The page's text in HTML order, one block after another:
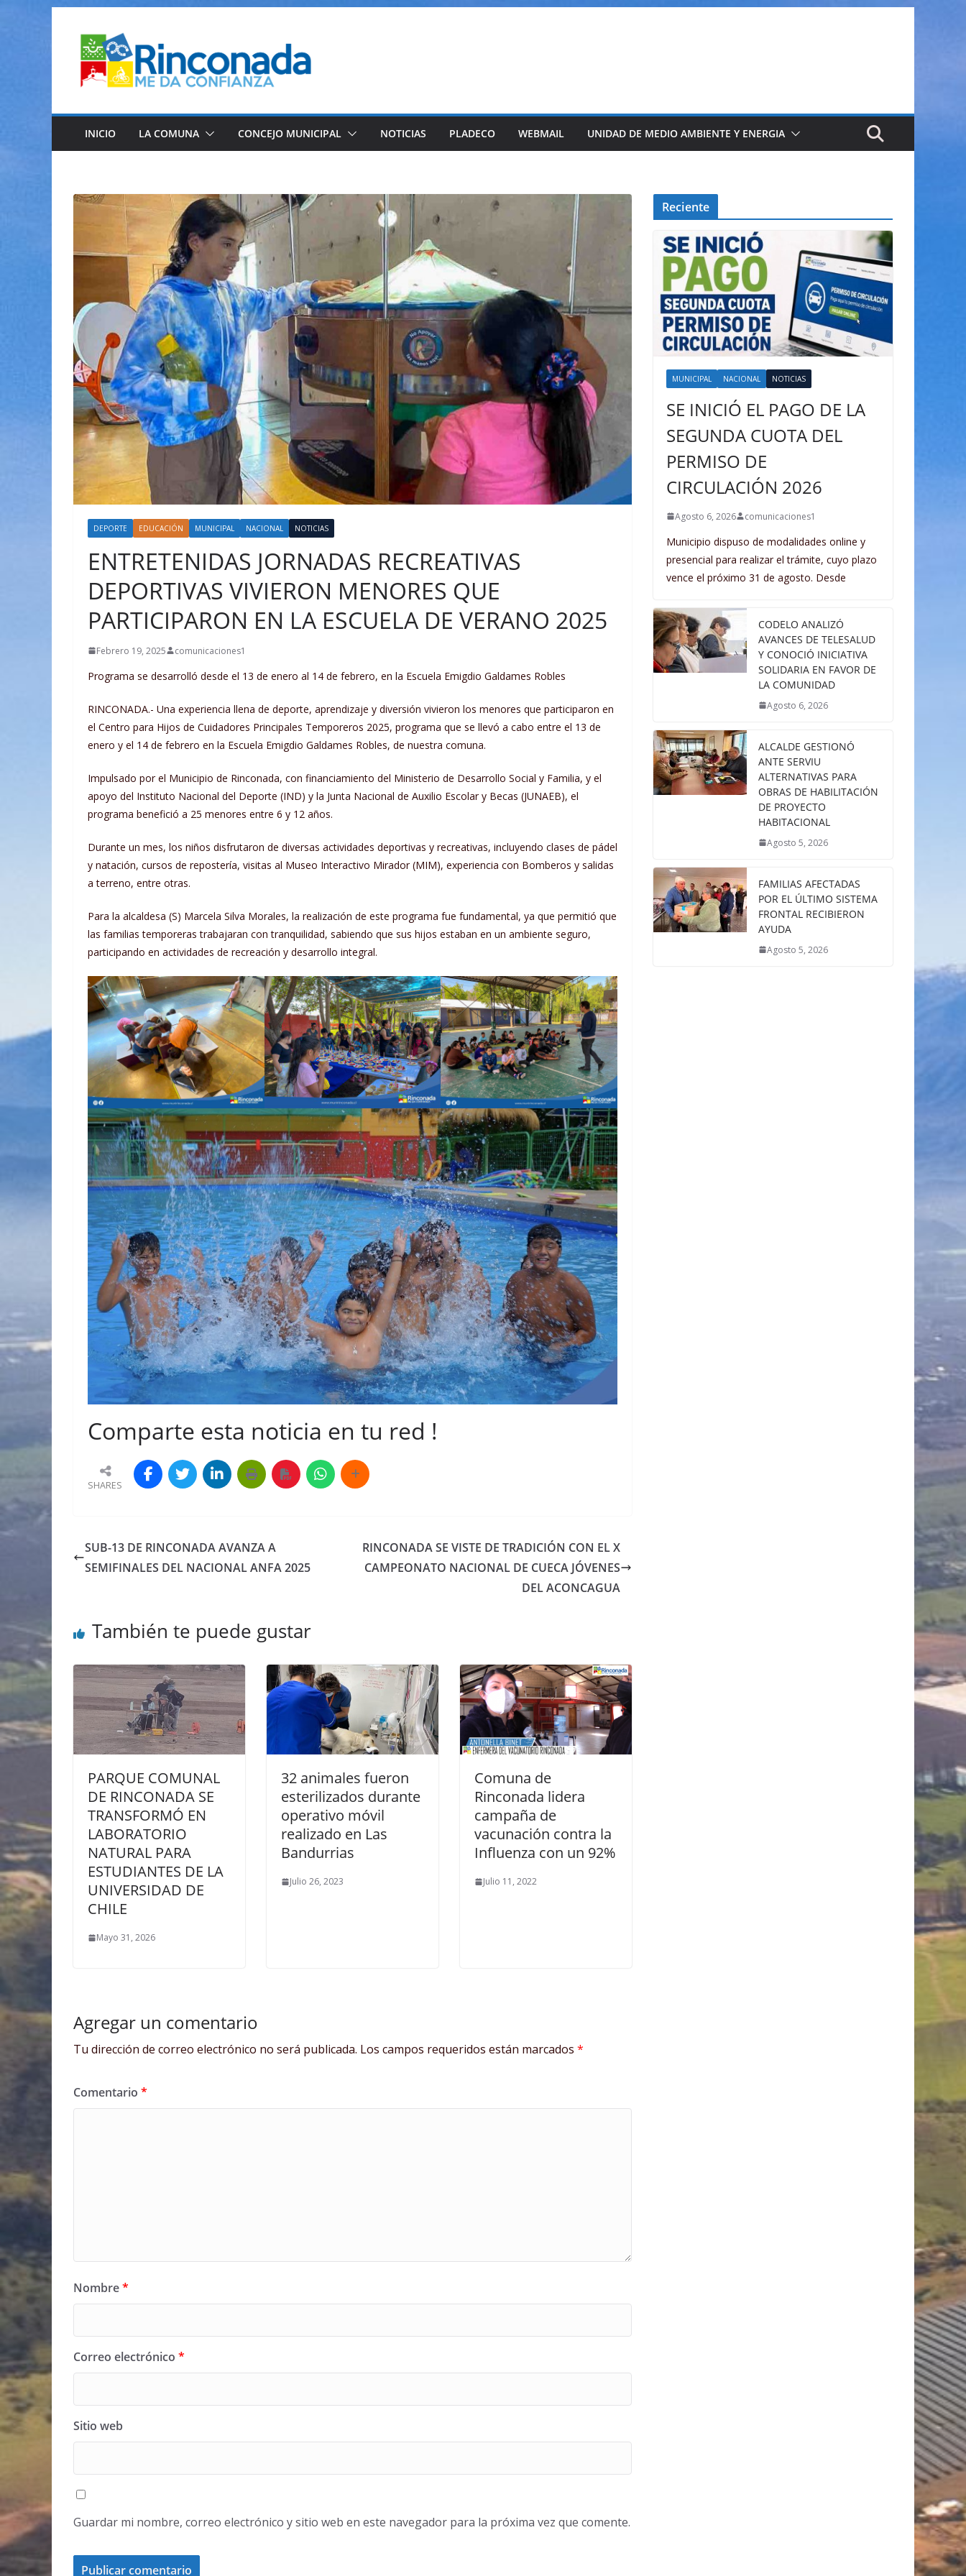
contenido
INICIO LA COMUNA CONCEJO MUNICIPAL NOTICIAS PLADECO WEBMAIL UNIDAD DE MEDIO AMBIENTE Y ENERGIA
DEPORTE EDUCACIÓN MUNICIPAL NACIONAL NOTICIAS
ENTRETENIDAS JORNADAS RECREATIVAS
DEPORTIVAS VIVIERON MENORES QUE
PARTICIPARON EN LA ESCUELA DE VERANO 2025
Febrero 19, 2025 comunicaciones1
Programa se desarrolló desde el 13 de enero al 14 de febrero, en la Escuela Emigdio Galdames Robles
RINCONADA.- Una experiencia llena de deporte, aprendizaje y diversión vivieron los menores que participaron en
el Centro para Hijos de Cuidadores Principales Temporeros 2025, programa que se llevó a cabo entre el 13 de
enero y el 14 de febrero en la Escuela Emigdio Galdames Robles, de nuestra comuna.
Impulsado por el Municipio de Rinconada, con financiamiento del Ministerio de Desarrollo Social y Familia, y el
apoyo del Instituto Nacional del Deporte (IND) y la Junta Nacional de Auxilio Escolar y Becas (JUNAEB), el
programa benefició a 25 menores entre 6 y 12 años.
Durante un mes, los niños disfrutaron de diversas actividades deportivas y recreativas, incluyendo clases de pádel
y natación, cursos de repostería, visitas al Museo Interactivo Mirador (MIM), experiencia con Bomberos y salidas
a terreno, entre otras.
Para la alcaldesa (S) Marcela Silva Morales, la realización de este programa fue fundamental, ya que permitió que
las familias temporeras trabajaran con tranquilidad, sabiendo que sus hijos estaban en un ambiente seguro,
participando en actividades de recreación y desarrollo integral.
Comparte esta noticia en tu red !
SHARES
SUB-13 DE RINCONADA AVANZA A
SEMIFINALES DEL NACIONAL ANFA 2025
RINCONADA SE VISTE DE TRADICIÓN CON EL X
CAMPEONATO NACIONAL DE CUECA JÓVENES
DEL ACONCAGUA
También te puede gustar
PARQUE COMUNAL
DE RINCONADA SE
TRANSFORMÓ EN
LABORATORIO
NATURAL PARA
ESTUDIANTES DE LA
UNIVERSIDAD DE
CHILE
Mayo 31, 2026
32 animales fueron
esterilizados durante
operativo móvil
realizado en Las
Bandurrias
Julio 26, 2023
Comuna de
Rinconada lidera
campaña de
vacunación contra la
Influenza con un 92%
Julio 11, 2022
Agregar un comentario
Tu dirección de correo electrónico no será publicada. Los campos requeridos están marcados *
Comentario *
Nombre*
Correo electrónico *
Sitio web
Guardar mi nombre, correo electrónico y sitio web en este navegador para la próxima vez que comente.
Reciente
MUNICIPAL NACIONAL NOTICIAS
SE INICIÓ EL PAGO DE LA
SEGUNDA CUOTA DEL
PERMISO DE
CIRCULACIÓN 2026
Agosto 6, 2026 comunicaciones1
Municipio dispuso de modalidades online y
presencial para realizar el trámite, cuyo plazo
vence el próximo 31 de agosto. Desde
CODELO ANALIZÓ
AVANCES DE TELESALUD
Y CONOCIÓ INICIATIVA
SOLIDARIA EN FAVOR DE
LA COMUNIDAD
Agosto 6, 2026
ALCALDE GESTIONÓ
ANTE SERVIU
ALTERNATIVAS PARA
OBRAS DE HABILITACIÓN
DE PROYECTO
HABITACIONAL
Agosto 5, 2026
FAMILIAS AFECTADAS
POR EL ÚLTIMO SISTEMA
FRONTAL RECIBIERON
AYUDA
Agosto 5, 2026